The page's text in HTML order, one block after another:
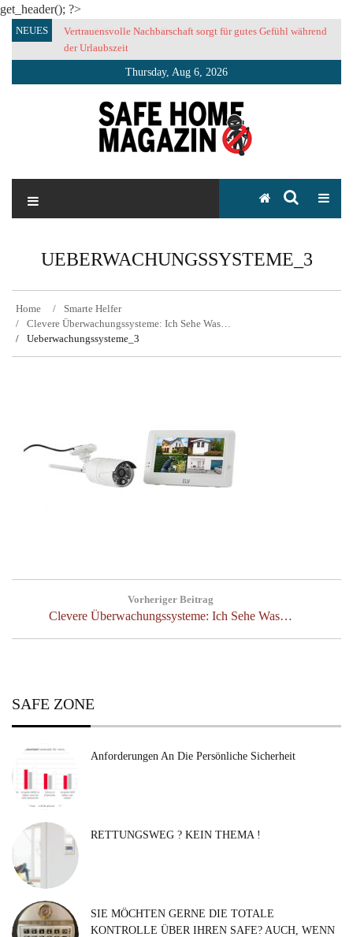
get_header(); ?>
SkipNEUES
Vertrauensvolle Nachbarschaft sorgt für gutes Gefühl während
der Urlaubszeit
Thursday, Aug 6, 2026
SAFE HOME Magazin
UEBERWACHUNGSSYSTEME_3
Home
Smarte Helfer
Clevere Überwachungssysteme: Ich Sehe Was…
Ueberwachungssysteme_3
Vorheriger Beitrag
Previous
Clevere Überwachungssysteme: Ich Sehe Was…
SAFE ZONE
Anforderungen An Die Persönliche Sicherheit
RETTUNGSWEG ? KEIN THEMA !
SIE MÖCHTEN GERNE DIE TOTALE
KONTROLLE ÜBER IHREN SAFE? AUCH, WENN